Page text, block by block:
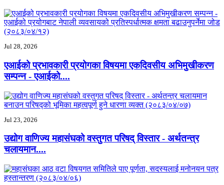
Jul 28, 2026
एआईको प्रभावकारी प्रयोगका विषयमा एकदिवसीय अभिमुखीकरण
सम्पन्न - एआईको....
Jul 23, 2026
उद्योग वाणिज्य महासंघको वस्तुगत परिषद् विस्तार - अर्थतन्त्र
चलायमान....